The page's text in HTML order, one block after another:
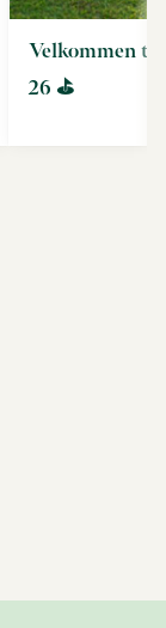
Velkommen til
26 ⛳